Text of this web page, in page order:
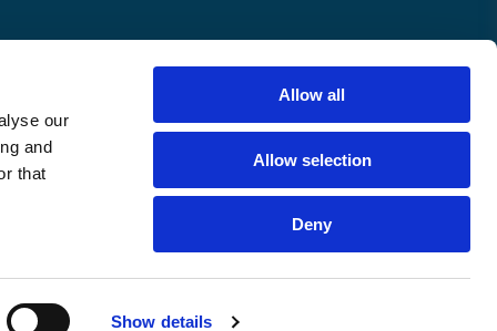
our
and
that
Show details
Allow all
Allow selection
Deny
Copyright © 2025 Toolab Verktyg AB.